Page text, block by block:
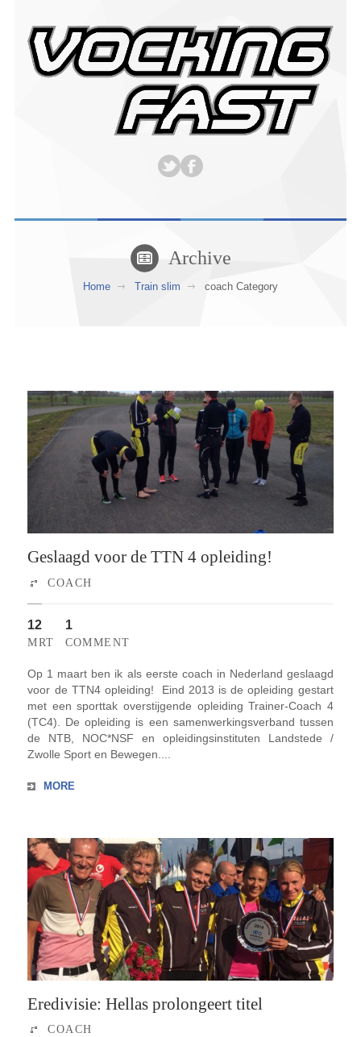
Archive
Home Train slim coach Category
Geslaagd voor de TTN 4 opleiding!
COACH
12
MRT
1
COMMENT
Op 1 maart ben ik als eerste coach in Nederland geslaagd
voor de TTN4 opleiding! Eind 2013 is de opleiding gestart
met een sporttak overstijgende opleiding Trainer-Coach 4
(TC4). De opleiding is een samenwerkingsverband tussen
de NTB, NOC*NSF en opleidingsinstituten Landstede /
Zwolle Sport en Bewegen....
MORE
Eredivisie: Hellas prolongeert titel
COACH